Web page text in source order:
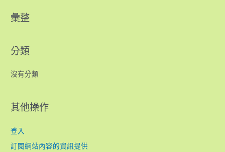
彙整
分類
沒有分類
其他操作
登入
訂閱網站內容的資訊提供